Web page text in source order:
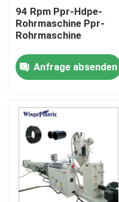
Qualitätskontrolle
Treten Sie mit uns
Kunststoffrohr-
Kunststoffrohr-
Kunststoffrohr-
HDPE Rohr-Extruder-
94 Rpm Ppr-Hdpe-
Rohrmaschine Ppr-
Rohrmaschine
Anfrage absenden